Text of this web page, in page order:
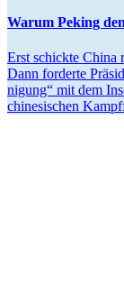
Warum Peking
Erst schickte China
Dann forderte
nigung“ mit dem
chine­si­schen